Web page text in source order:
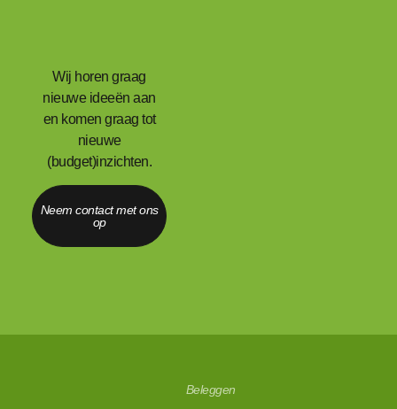
Wij horen graag
nieuwe ideeën aan
en komen graag tot
nieuwe
(budget)inzichten.
Neem contact met ons
op
Beleggen